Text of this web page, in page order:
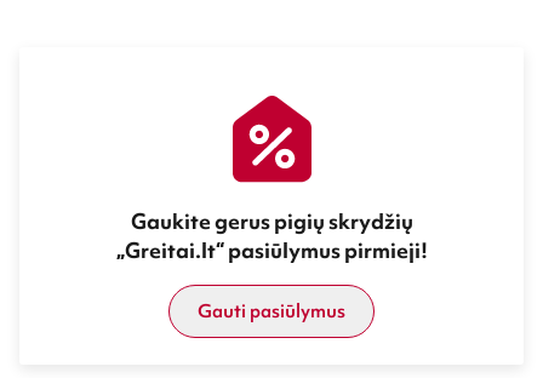
Gaukite gerus pigių skrydžių
„Greitai.lt“ pasiūlymus pirmieji!
Gauti pasiūlymus